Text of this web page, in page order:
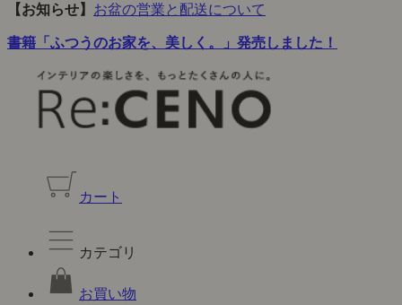
【お知らせ】 お盆の営業と配送について
書籍「ふつうのお家を、美しく。」発売しました！
カート
カテゴリ
お買い物